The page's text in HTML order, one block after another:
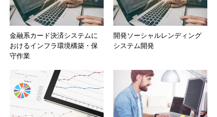
金融系カード決済システムに
おけるインフラ環境構築・保
守作業
開発ソーシャルレンディング
システム開発